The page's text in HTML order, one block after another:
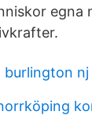
egna
burlington nj